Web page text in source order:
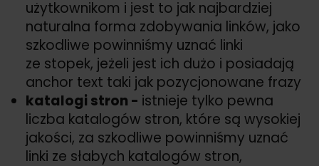
użytkownikom i jest to jak najbardziej
naturalna forma zdobywania linków, jako
szkodliwe powinniśmy uznać linki
ze stopek, jeżeli jest ich dużo i posiadają
anchor text taki jak pozycjonowane frazy
katalogi stron - istnieje tylko pewna
liczba katalogów stron, które są wysokiej
jakości, za szkodliwe powinniśmy uznać
linki ze słabych katalogów stron,